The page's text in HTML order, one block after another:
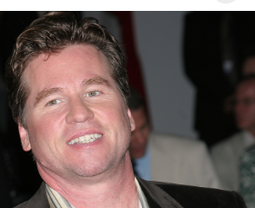
немцев служит
на который
из разных стран мира. США
серф-рок певец Ник Риверс,
день он знакомится с
сопротивления Хиллари
Фламонда.
КИНО